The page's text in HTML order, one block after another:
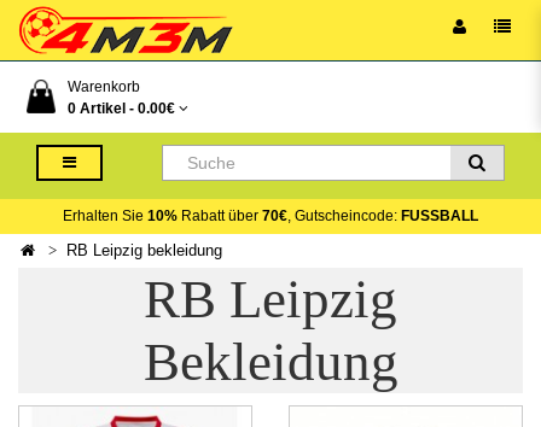
Warenkorb
0 Artikel - 0.00€
Erhalten Sie 10% Rabatt über 70€, Gutscheincode: FUSSBALL
RB Leipzig bekleidung
RB Leipzig
Bekleidung